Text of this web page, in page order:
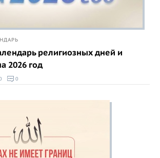
религиозных дней и
2026 год
0